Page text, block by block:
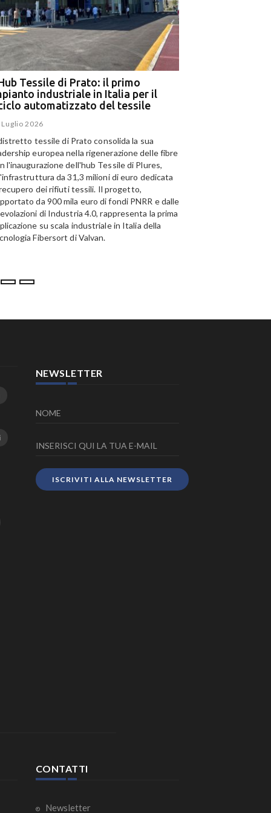
Tessile di Prato: il primo
industriale in Italia per il
automatizzato del tessile
Luglio 2026
tessile di Prato consolida la sua
europea nella rigenerazione delle fibre
l'inaugurazione dell'hub Tessile di Plures,
da 31,3 milioni di euro dedicata
dei rifiuti tessili. Il progetto,
da 900 mila euro di fondi PNRR e dalle
di Industria 4.0, rappresenta la prima
su scala industriale in Italia della
Fibersort di Valvan.
NEWSLETTER
ISCRIVITI ALLA NEWSLETTER
CONTATTI
Newsletter